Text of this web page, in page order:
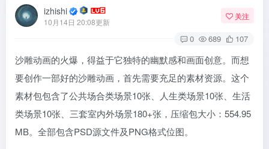
izhishi
10月14日 20:08更新
关注
0 689 107
沙雕动画的火爆，得益于它独特的幽默感和画面创意。而想
要创作一部好的沙雕动画，首先需要充足的素材资源。这个
素材包包含了公共场合类场景10张、人生类场景10张、生活
类场景10张、三套室内外场景180+张，压缩包大小：554.95
MB。全部包含PSD源文件及PNG格式位图。